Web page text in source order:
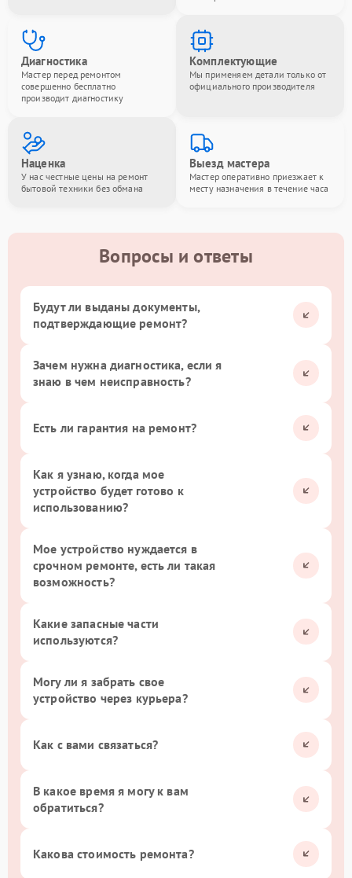
Диагностика
Мастер перед ремонтом
совершенно бесплатно
производит диагностику
Комплектующие
Мы применяем детали только от
официального производителя
Наценка
У нас честные цены на ремонт
бытовой техники без обмана
Выезд мастера
Мастер оперативно приезжает к
месту назначения в течение часа
Вопросы и ответы
Будут ли выданы документы,
подтверждающие ремонт?
Зачем нужна диагностика, если я
знаю в чем неисправность?
Есть ли гарантия на ремонт?
Как я узнаю, когда мое
устройство будет готово к
использованию?
Мое устройство нуждается в
срочном ремонте, есть ли такая
возможность?
Какие запасные части
используются?
Могу ли я забрать свое
устройство через курьера?
Как с вами связаться?
В какое время я могу к вам
обратиться?
Какова стоимость ремонта?